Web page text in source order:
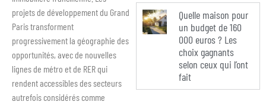
projets de développement du Grand
Paris transforment
progressivement la géographie des
opportunités, avec de nouvelles
lignes de métro et de RER qui
rendent accessibles des secteurs
autrefois considérés comme
Quelle maison pour
un budget de 160
000 euros ? Les
choix gagnants
selon ceux qui l’ont
fait